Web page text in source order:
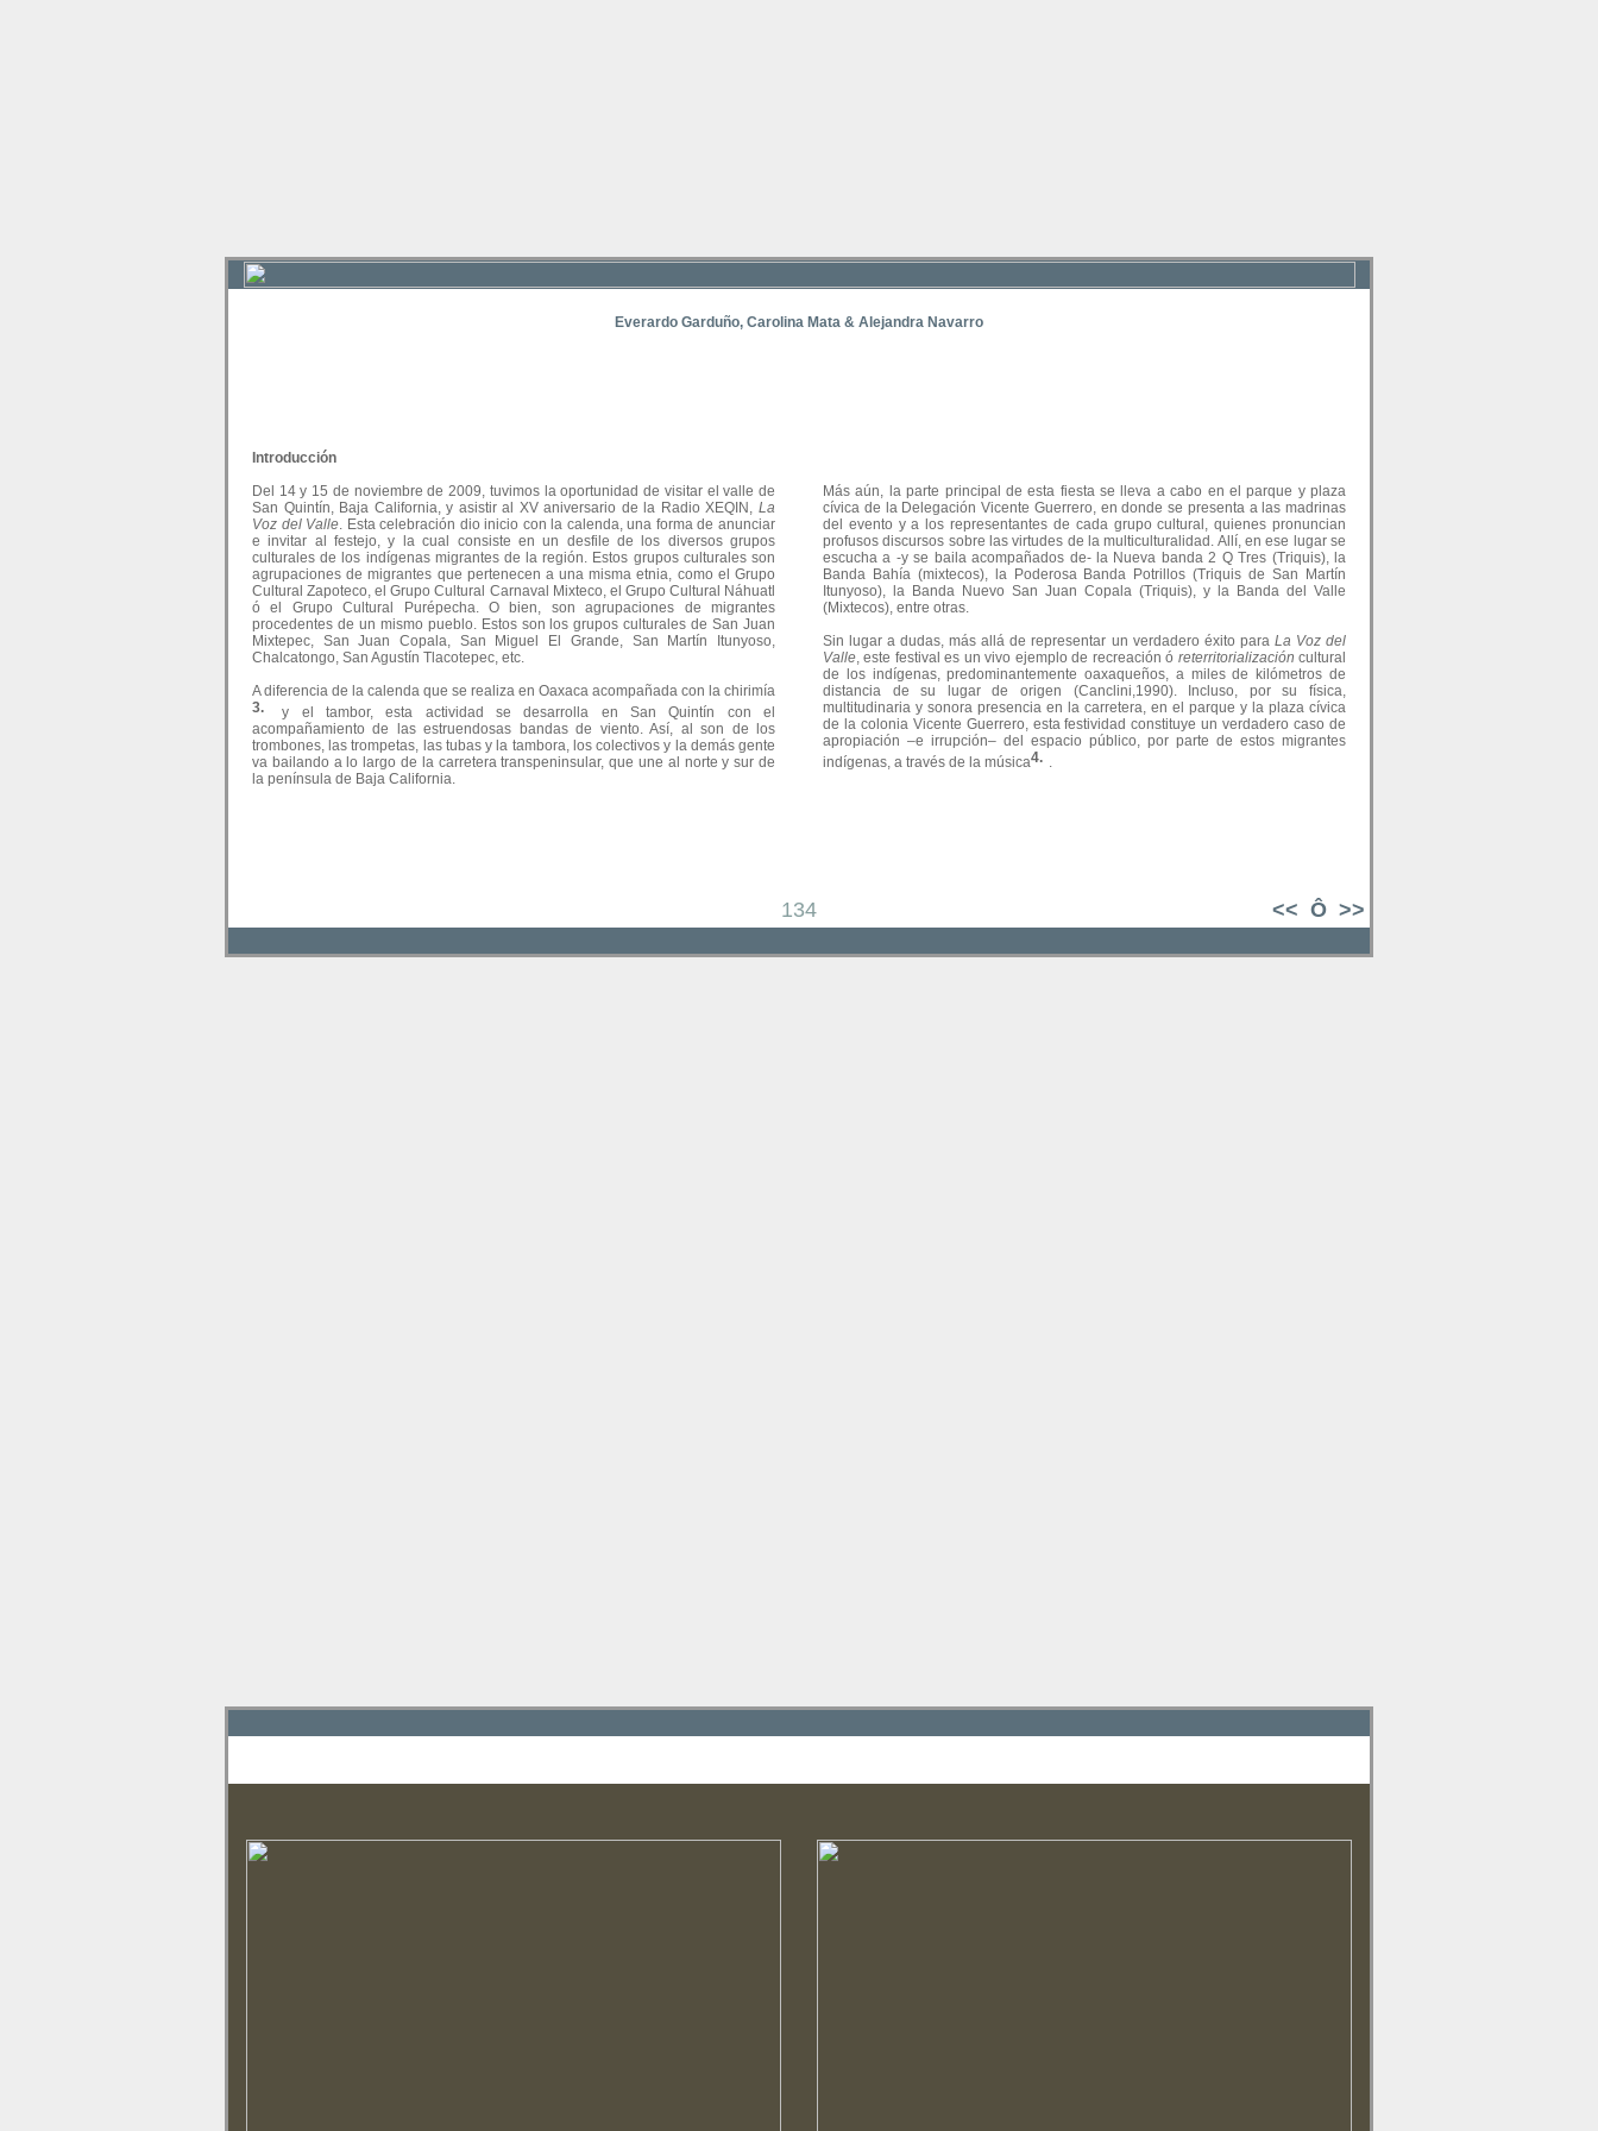
Everardo Garduño, Carolina Mata & Alejandra Navarro
Introducción
Del 14 y 15 de noviembre de 2009, tuvimos la oportunidad de visitar el valle de
San Quintín, Baja California, y asistir al XV aniversario de la Radio XEQIN, La
Voz del Valle. Esta celebración dio inicio con la calenda, una forma de anunciar
e invitar al festejo, y la cual consiste en un desfile de los diversos grupos
culturales de los indígenas migrantes de la región. Estos grupos culturales son
agrupaciones de migrantes que pertenecen a una misma etnia, como el Grupo
Cultural Zapoteco, el Grupo Cultural Carnaval Mixteco, el Grupo Cultural Náhuatl
ó el Grupo Cultural Purépecha. O bien, son agrupaciones de migrantes
procedentes de un mismo pueblo. Estos son los grupos culturales de San Juan
Mixtepec, San Juan Copala, San Miguel El Grande, San Martín Itunyoso,
Chalcatongo, San Agustín Tlacotepec, etc.
A diferencia de la calenda que se realiza en Oaxaca acompañada con la chirimía
y el tambor, esta actividad se desarrolla en San Quintín con el
acompañamiento de las estruendosas bandas de viento. Así, al son de los
trombones, las trompetas, las tubas y la tambora, los colectivos y la demás gente
va bailando a lo largo de la carretera transpeninsular, que une al norte y sur de
la península de Baja California.
Más aún, la parte principal de esta fiesta se lleva a cabo en el parque y plaza
cívica de la Delegación Vicente Guerrero, en donde se presenta a las madrinas
del evento y a los representantes de cada grupo cultural, quienes pronuncian
profusos discursos sobre las virtudes de la multiculturalidad. Allí, en ese lugar se
escucha a -y se baila acompañados de- la Nueva banda 2 Q Tres (Triquis), la
Banda Bahía (mixtecos), la Poderosa Banda Potrillos (Triquis de San Martín
Itunyoso), la Banda Nuevo San Juan Copala (Triquis), y la Banda del Valle
(Mixtecos), entre otras.
Sin lugar a dudas, más allá de representar un verdadero éxito para La Voz del
Valle, este festival es un vivo ejemplo de recreación ó reterritorialización cultural
de los indígenas, predominantemente oaxaqueños, a miles de kilómetros de
distancia de su lugar de origen (Canclini,1990). Incluso, por su física,
multitudinaria y sonora presencia en la carretera, en el parque y la plaza cívica
de la colonia Vicente Guerrero, esta festividad constituye un verdadero caso de
apropiación –e irrupción– del espacio público, por parte de estos migrantes
indígenas, a través de la música
.
134 << Ô >>